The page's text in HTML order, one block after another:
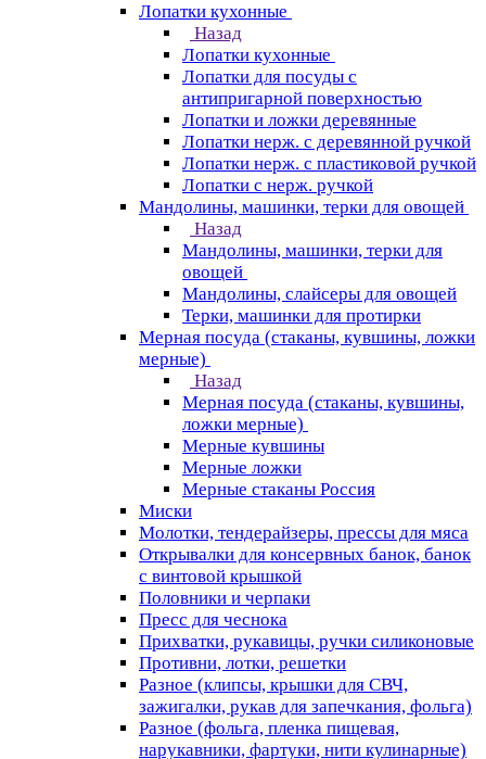
Лопатки кухонные
Назад
Лопатки кухонные
Лопатки для посуды с
антипригарной поверхностью
Лопатки и ложки деревянные
Лопатки нерж. с деревянной ручкой
Лопатки нерж. с пластиковой ручкой
Лопатки с нерж. ручкой
Мандолины, машинки, терки для овощей
Назад
Мандолины, машинки, терки для
овощей
Мандолины, слайсеры для овощей
Терки, машинки для протирки
Мерная посуда (стаканы, кувшины, ложки
мерные)
Назад
Мерная посуда (стаканы, кувшины,
ложки мерные)
Мерные кувшины
Мерные ложки
Мерные стаканы Россия
Миски
Молотки, тендерайзеры, прессы для мяса
Открывалки для консервных банок, банок
с винтовой крышкой
Половники и черпаки
Пресс для чеснока
Прихватки, рукавицы, ручки силиконовые
Противни, лотки, решетки
Разное (клипсы, крышки для СВЧ,
зажигалки, рукав для запечкания, фольга)
Разное (фольга, пленка пищевая,
нарукавники, фартуки, нити кулинарные)